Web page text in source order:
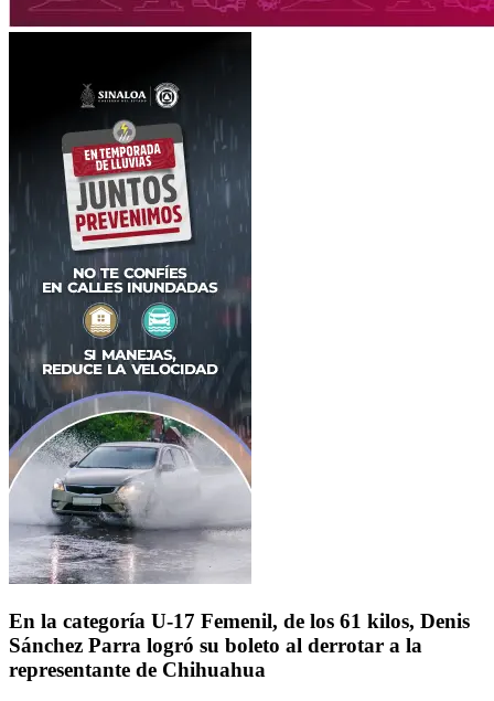
En la categoría U-17 Femenil, de los 61 kilos, Denis
Sánchez Parra logró su boleto al derrotar a la
representante de Chihuahua